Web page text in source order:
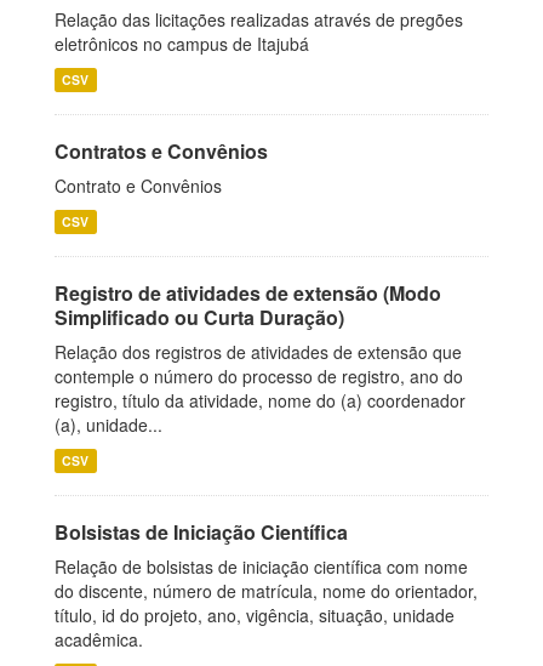
Relação das licitações realizadas através de pregões
eletrônicos no campus de Itajubá
CSV
Contratos e Convênios
Contrato e Convênios
CSV
Registro de atividades de extensão (Modo
Simplificado ou Curta Duração)
Relação dos registros de atividades de extensão que
contemple o número do processo de registro, ano do
registro, título da atividade, nome do (a) coordenador
(a), unidade...
CSV
Bolsistas de Iniciação Científica
Relação de bolsistas de iniciação científica com nome
do discente, número de matrícula, nome do orientador,
título, id do projeto, ano, vigência, situação, unidade
acadêmica.